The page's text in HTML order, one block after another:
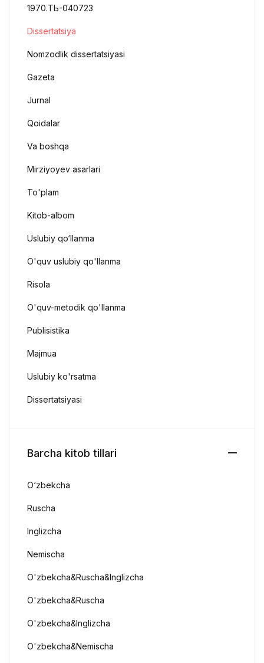
1970.ТЬ-040723
Dissertatsiya
Nomzodlik dissertatsiyasi
Gazeta
Jurnal
Qoidalar
Va boshqa
Mirziyoyev asarlari
To'plam
Kitob-albom
Uslubiy qo‘llanma
O'quv uslubiy qo'llanma
Risola
O'quv-metodik qo'llanma
Publisistika
Majmua
Uslubiy ko'rsatma
Dissertatsiyasi
Barcha kitob tillari
O‘zbekcha
Ruscha
Inglizcha
Nemischa
O'zbekcha&Ruscha&Inglizcha
O'zbekcha&Ruscha
O'zbekcha&Inglizcha
O'zbekcha&Nemischa